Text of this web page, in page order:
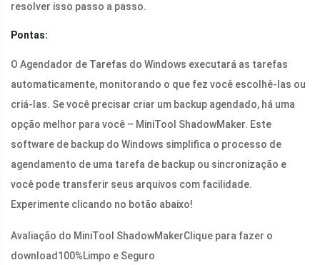
resolver isso passo a passo.
Pontas:
O Agendador de Tarefas do Windows executará as tarefas
automaticamente, monitorando o que fez você escolhê-las ou
criá-las. Se você precisar criar um backup agendado, há uma
opção melhor para você – MiniTool ShadowMaker. Este
software de backup do Windows simplifica o processo de
agendamento de uma tarefa de backup ou sincronização e
você pode transferir seus arquivos com facilidade.
Experimente clicando no botão abaixo!
Avaliação do MiniTool ShadowMakerClique para fazer o
download 100%Limpo e Seguro